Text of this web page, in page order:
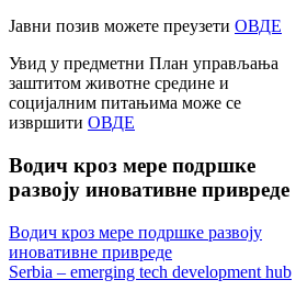
Јавни позив можете преузети ОВДЕ
Увид у предметни План управљања
заштитом животне средине и
социјалним питањима може се
извршити ОВДЕ
Водич кроз мере подршке
развоју иновативне привреде
Водич кроз мере подршке развоју
иновативне привреде
Serbia – emerging tech development hub